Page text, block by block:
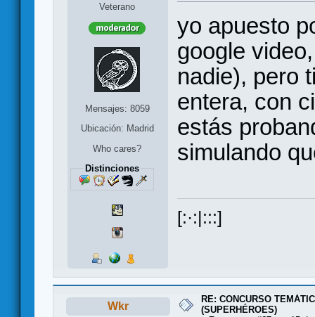
Veterano
Mensajes: 8059
Ubicación: Madrid
Who cares?
Distinciones
yo apuesto
google
nadie), pero
entera, con
estás
simulando
[:·:|:::]
Wkr
RE: CONCURSO
(SUPERHÉROES)